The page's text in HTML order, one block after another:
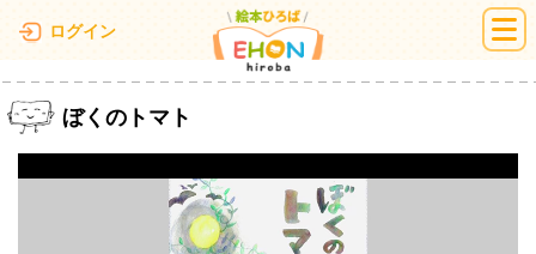
ログイン 絵本ひろば
ぼくのトマト